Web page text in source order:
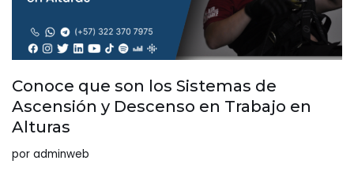
Conoce que son los Sistemas de
Ascensión y Descenso en Trabajo en
Alturas
por adminweb